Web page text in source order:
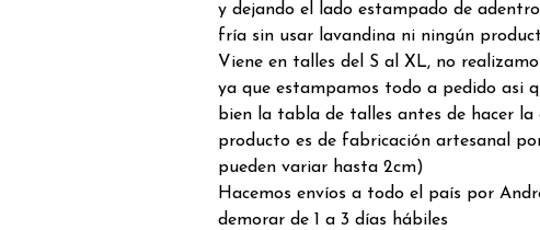
y dejando el lado estampado de
fría sin usar lavandina ni ningún
Viene en talles del S al XL, no
ya que estampamos todo a pedido asi
bien la tabla de talles antes de hacer la
producto es de fabricación artesanal
pueden variar hasta 2cm)
Hacemos envíos a todo el país por
demorar de 1 a 3 días hábiles